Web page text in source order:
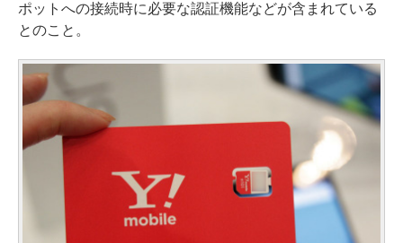
ポットへの接続時に必要な認証機能などが含まれている
とのこと。